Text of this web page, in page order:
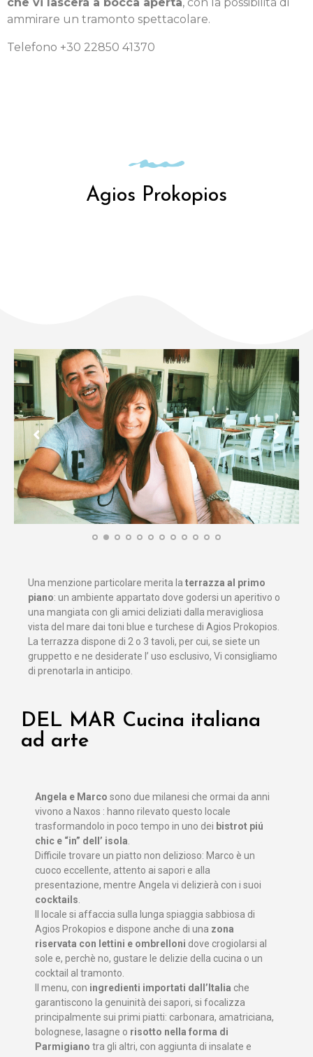
ammirare un tramonto spettacolare.
Telefono +30 22850 41370
Agios Prokopios
DEL MAR Cucina italiana
ad arte
Angela e Marco sono due milanesi che ormai da anni
vivono a Naxos : hanno rilevato questo locale
trasformandolo in poco tempo in uno dei bistrot piú
chic e “in” dell’ isola
Difficile trovare un piatto non delizioso: Marco è un
cuoco eccellente, attento ai sapori e alla
presentazione, mentre Angela vi delizierà con i suoi
cocktails
Il locale si affaccia sulla lunga spiaggia sabbiosa di
Agios Prokopios e dispone anche di una zona
riservata con lettini e ombrelloni dove crogiolarsi al
sole e, perchè no, gustare le delizie della cucina o un
cocktail al tramonto.
Il menu, con ingredienti importati dall’Italia che
garantiscono la genuinità dei sapori, si focalizza
principalmente sui primi piatti: carbonara, amatriciana,
bolognese, lasagne o risotto nella forma di
Parmigiano tra gli altri, con aggiunta di insalate e
Una menzione particolare merita la terrazza al primo
piano: un ambiente appartato dove godersi un aperitivo o
una mangiata con gli amici deliziati dalla meravigliosa
vista del mare dai toni blue e turchese di Agios Prokopios.
La terrazza dispone di 2 o 3 tavoli, per cui, se siete un
gruppetto e ne desiderate l’ uso esclusivo, Vi consigliamo
di prenotarla in anticipo.